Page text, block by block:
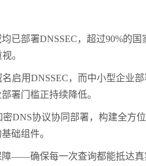
已部署DNSSEC，超过90%的国
。
启用DNSSEC，而中小型企业
署门槛正持续降低。
密DNS协议协同部署，构建全方位
础组件。
——确保每一次查询都能抵达